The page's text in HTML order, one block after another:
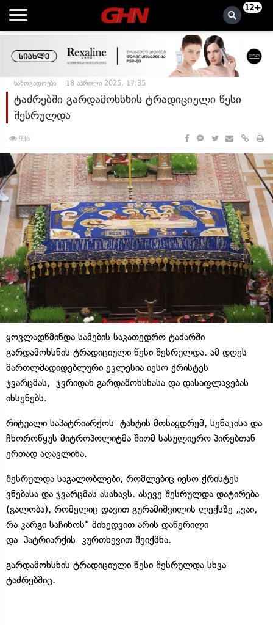
12+
საზოგადოება 18 აპრილი 2025, 17:35
ტაძრებში გარდამოხსნის ტრადიციული წესი
შესრულდა
936
ყოვლადწმინდა სამების საკათედრო ტაძარში
გარდამოხსნის ტრადიციული წესი შესრულდა. ამ დღეს
მართლმადიდებლური ეკლესია იესო ქრისტეს
ჯვარცმას, ჯვრიდან გარდამოხსნასა და დასაფლავებას
იხსენებს.
რიტუალი საპატრიარქოს ტახტის მოსაყდრემ, სენაკისა და
ჩხოროწყუს მიტროპოლიტმა შიომ სასულიერო პირებთან
ერთად აღავლინა.
შესრულდა საგალობლები, რომლებიც იესო ქრისტეს
ვნებასა და ჯვარცმას ასახავს. ასევე შესრულდა დატირება
(გალობა), რომელიც დავით გურამიშვილის ლექსზე „ვაი,
რა კარგი საჩინოს" მიხედვით არის დაწერილი
და პატრიარქის კურთხევით შეიქმნა.
გარდამოხსნის ტრადიციული წესი შესრულდა სხვა
ტაძრებშიც.